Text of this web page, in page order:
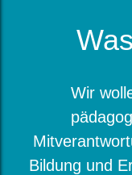
Wir
Bildung und